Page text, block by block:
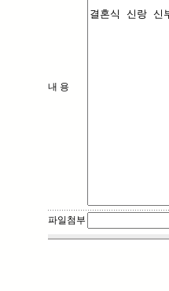
내 용
파일첨부